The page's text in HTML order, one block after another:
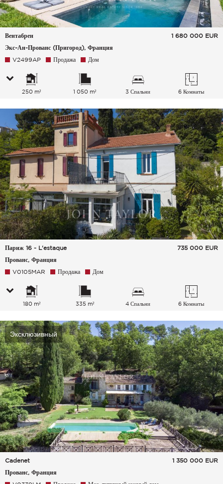
Вентабрен
Экс-Ан-Прованс (Пригород), Франция
1 680 000 EUR
V2499AP Продажа Дом
250 m² 1 050 m² 3 Спальни 6 Комнаты
Париж 16 - L'estaque
Прованс, Франция
735 000 EUR
V0105MAR Продажа Дом
180 m² 335 m² 4 Спальни 6 Комнаты
Эксклюзивный
Cadenet
Прованс, Франция
1 350 000 EUR